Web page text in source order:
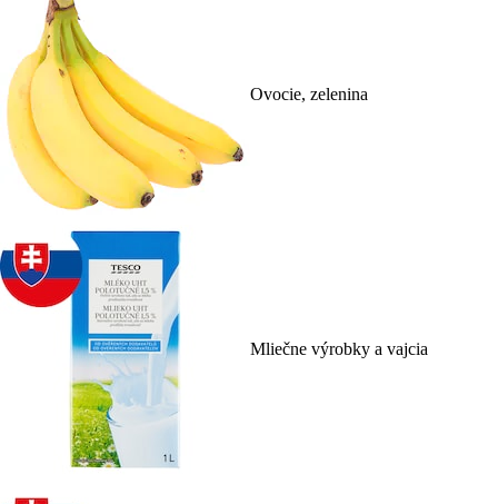
Ovocie, zelenina
Mliečne výrobky a vajcia